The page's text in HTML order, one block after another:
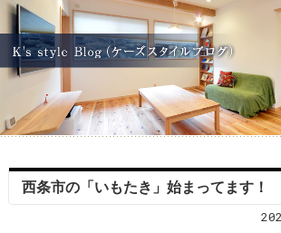
西条市の「いもたき」始まってます！